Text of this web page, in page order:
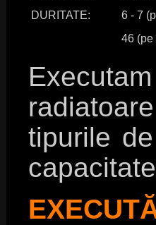
DURITATE:
6 - 7
46 (pe
tipurile